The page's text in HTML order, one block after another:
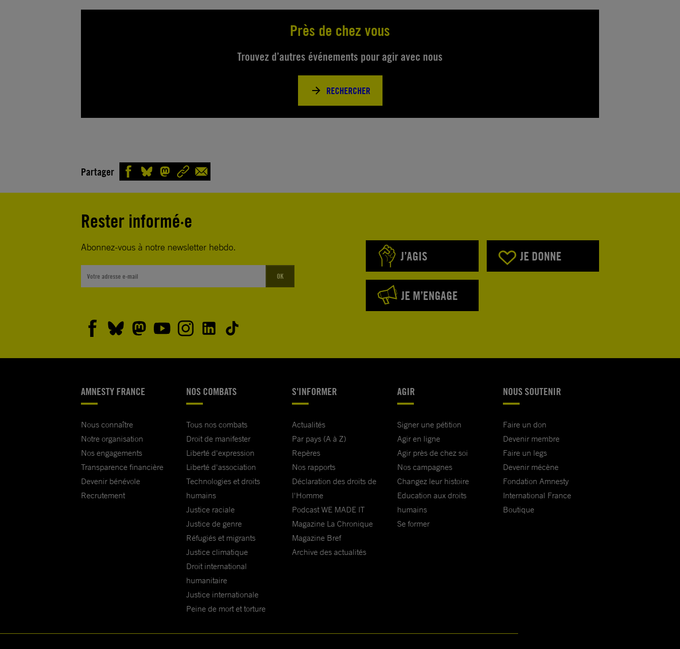
Près de chez vous
Trouvez d’autres événements pour agir avec nous
RECHERCHER
Partager
Rester informé·e
Abonnez-vous à notre newsletter hebdo.
OK
J’AGIS JE DONNE
JE M’ENGAGE
AMNESTY FRANCE
Nous connaître
Notre organisation
Nos engagements
Transparence financière
Devenir bénévole
Recrutement
NOS COMBATS
Tous nos combats
Droit de manifester
Liberté d'expression
Liberté d'association
Technologies et droits
humains
Justice raciale
Justice de genre
Réfugiés et migrants
Justice climatique
Droit international
humanitaire
Justice internationale
Peine de mort et torture
S'INFORMER
Actualités
Par pays (A à Z)
Repères
Nos rapports
Déclaration des droits de
l'Homme
Podcast WE MADE IT
Magazine La Chronique
Magazine Bref
Archive des actualités
AGIR
Signer une pétition
Agir en ligne
Agir près de chez soi
Nos campagnes
Changez leur histoire
Education aux droits
humains
Se former
NOUS SOUTENIR
Faire un don
Devenir membre
Faire un legs
Devenir mécène
Fondation Amnesty
International France
Boutique